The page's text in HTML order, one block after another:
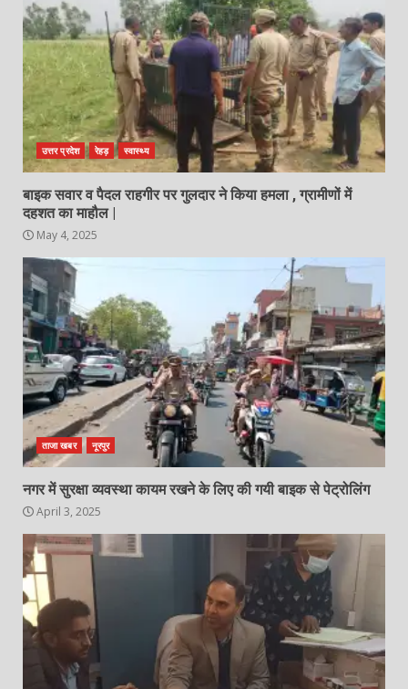
उत्तर प्रदेश रेहड़ स्वास्थ्य
बाइक सवार व पैदल राहगीर पर गुलदार ने किया हमला , ग्रामीणों में
दहशत का माहौल |
May 4, 2025
ताजा खबर नूरपुर
नगर में सुरक्षा व्यवस्था कायम रखने के लिए की गयी बाइक से पेट्रोलिंग
April 3, 2025